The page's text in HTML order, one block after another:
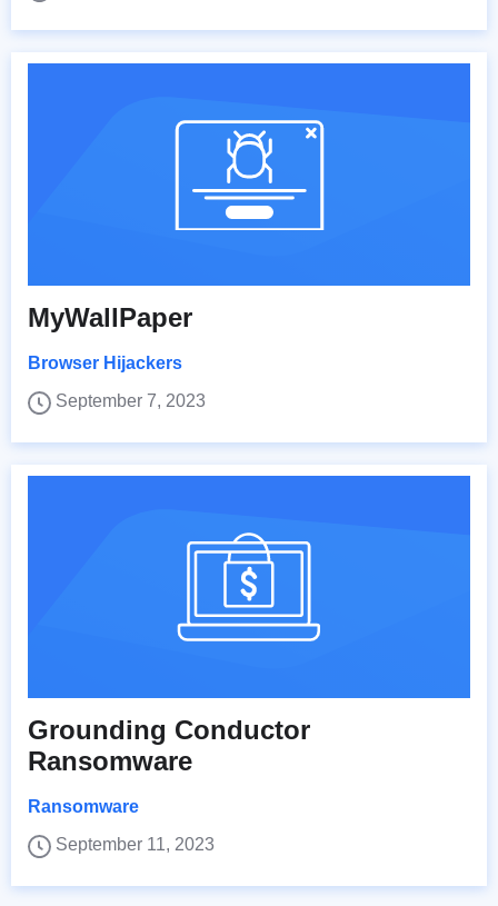
MyWallPaper
Browser Hijackers
September 7, 2023
Grounding Conductor
Ransomware
Ransomware
September 11, 2023